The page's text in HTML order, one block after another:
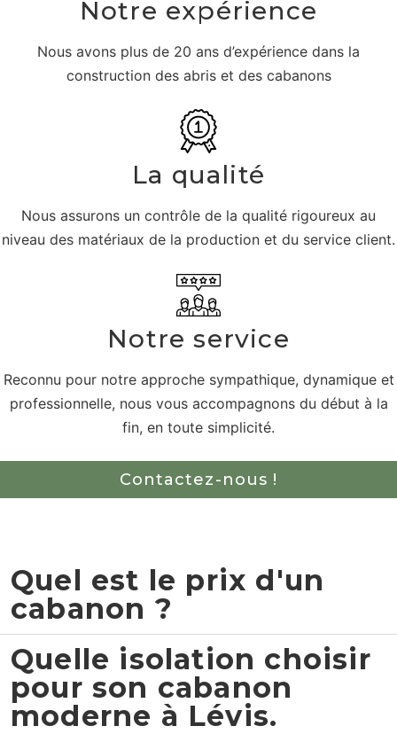
Notre expérience
Nous avons plus de 20 ans d’expérience dans la
construction des abris et des cabanons
La qualité
Nous assurons un contrôle de la qualité rigoureux au
niveau des matériaux de la production et du service client.
Notre service
Reconnu pour notre approche sympathique, dynamique et
professionnelle, nous vous accompagnons du début à la
fin, en toute simplicité.
Contactez-nous !
Quel est le prix d'un
cabanon ?
Quelle isolation choisir
pour son cabanon
moderne à Lévis.